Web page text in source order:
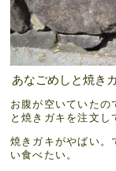
あなごめしと焼き
お腹が空いていたの
と焼きガキを注文し
焼きガキがやばい。
い食べたい。